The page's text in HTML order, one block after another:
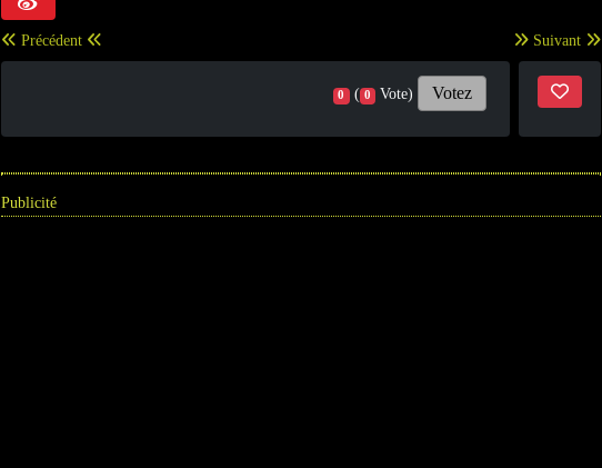
Précédent Suivant
0 ( 0 Vote) Votez
Publicité